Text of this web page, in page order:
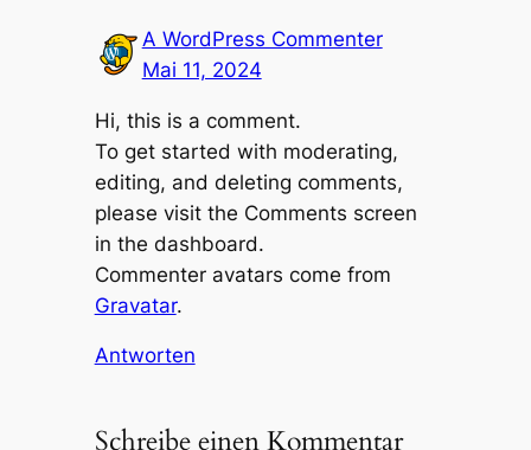
A WordPress Commenter
Mai 11, 2024
Hi, this is a comment.
To get started with moderating,
editing, and deleting comments,
please visit the Comments screen
in the dashboard.
Commenter avatars come from
Gravatar.
Antworten
Schreibe einen Kommentar